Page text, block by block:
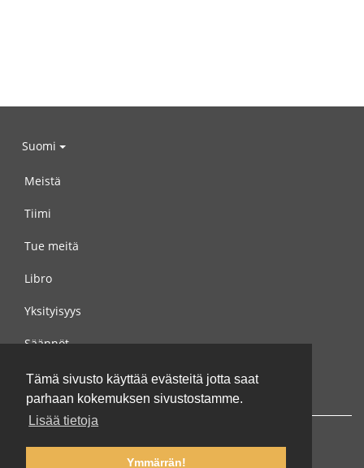
Tämä sivusto käyttää evästeitä jotta saat
parhaan kokemuksen sivustostamme.
Lisää tietoja
Ymmärrän!
Suomi
Meistä
Tiimi
Tue meitä
Libro
Yksityisyys
Säännöt
Ota yhteyttä meihin